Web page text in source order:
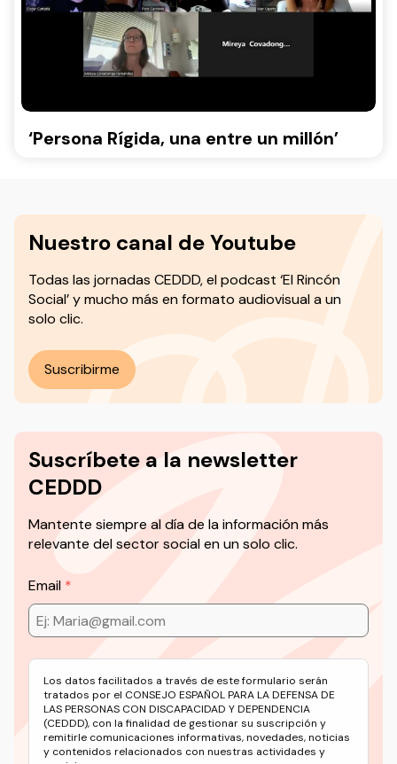
‘Persona Rígida, una entre un millón’
Nuestro canal de Youtube
Todas las jornadas CEDDD, el podcast ‘El Rincón
Social’ y mucho más en formato audiovisual a un
solo clic.
Suscribirme
Suscríbete a la newsletter
CEDDD
Mantente siempre al día de la información más
relevante del sector social en un solo clic.
Email
Los datos facilitados a través de este formulario serán
tratados por el CONSEJO ESPAÑOL PARA LA DEFENSA DE
LAS PERSONAS CON DISCAPACIDAD Y DEPENDENCIA
(CEDDD), con la finalidad de gestionar su suscripción y
remitirle comunicaciones informativas, novedades, noticias
y contenidos relacionados con nuestras actividades y